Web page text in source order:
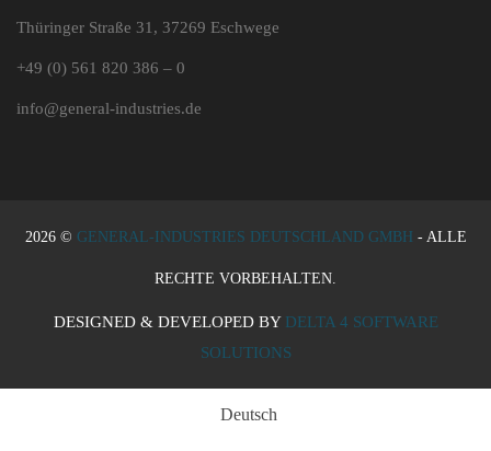
Thüringer Straße 31, 37269 Eschwege
+49 (0) 561 820 386 – 0
info@general-industries.de
2026 © GENERAL-INDUSTRIES DEUTSCHLAND GMBH - ALLE
RECHTE VORBEHALTEN.
DESIGNED & DEVELOPED BY DELTA 4 SOFTWARE
SOLUTIONS
Deutsch